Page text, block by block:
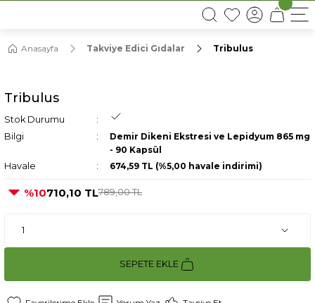
16:00’DAN ÖNCEKİ SİPARİŞLERDE AYNI GÜN KARGO
Anasayfa Takviye Edici Gıdalar Tribulus
Tribulus
Stok Durumu
Bilgi
Demir Dikeni Ekstresi ve Lepidyum 865 mg
- 90 Kapsül
Havale
674,59 TL (%5,00 havale indirimi)
%10710,10 TL789,00 TL
SEPETE EKLE